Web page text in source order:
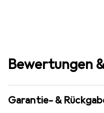
Bewertungen
Garantie- &